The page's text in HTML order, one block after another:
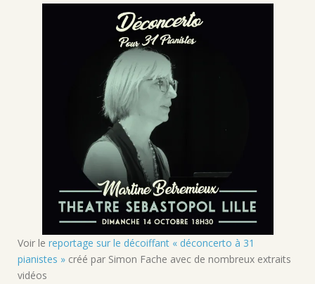
Voir le reportage sur le décoiffant « déconcerto à 31
pianistes » créé par Simon Fache avec de nombreux extraits
vidéos